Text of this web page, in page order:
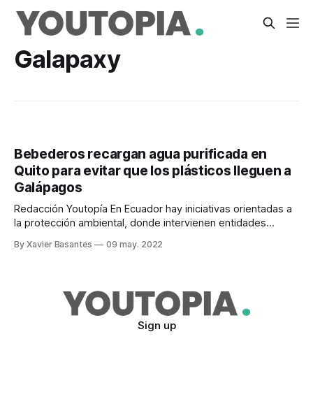
Galapaxy
Bebederos recargan agua purificada en
Quito para evitar que los plásticos lleguen a
Galápagos
Redacción Youtopía En Ecuador hay iniciativas orientadas a
la protección ambiental, donde intervienen entidades
Mundo Ciudad Sostenible, con el auspicio de TikTok,
By Xavier Basantes 09 may. 2022
Sign up